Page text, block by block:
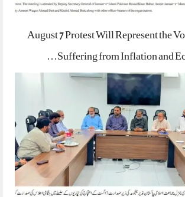
August 7 Protest Will Represent the
Suffering from Inflation and